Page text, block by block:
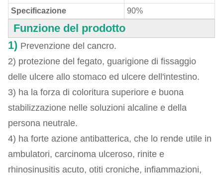
Specificazione
90%
Funzione del prodotto
1) Prevenzione del cancro.
2) protezione del fegato, guarigione di fissaggio
delle ulcere allo stomaco ed ulcere dell'intestino.
3) ha la forza di coloritura superiore e buona
stabilizzazione nelle soluzioni alcaline e della
persona neutrale.
4) ha forte azione antibatterica, che lo rende utile in
ambulatori, carcinoma ulceroso, rinite e
rhinosinusitis acuto, otiti croniche, infiammazioni,